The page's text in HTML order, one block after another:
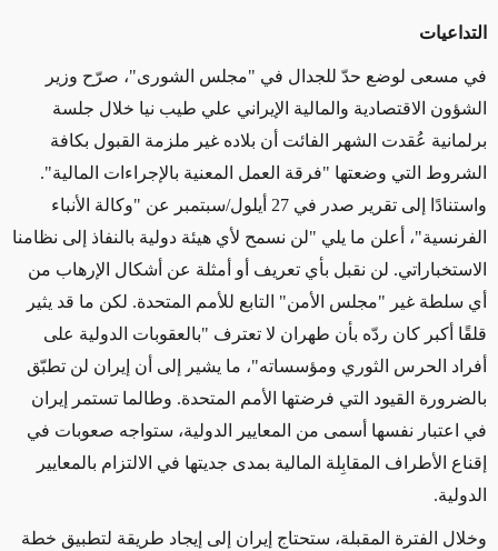
التداعيات
في مسعى لوضع حدّ للجدال في "مجلس الشورى"، صرّح وزير
الشؤون الاقتصادية والمالية الإيراني علي طيب نيا خلال جلسة
برلمانية عُقدت الشهر الفائت أن بلاده غير ملزمة القبول بكافة
الشروط التي وضعتها "فرقة العمل المعنية بالإجراءات المالية".
واستنادًا إلى تقرير صدر في 27 أيلول/سبتمبر عن "وكالة الأنباء
الفرنسية"، أعلن ما يلي "لن نسمح لأي هيئة دولية بالنفاذ إلى نظامنا
الاستخباراتي. لن نقبل بأي تعريف أو أمثلة عن أشكال الإرهاب من
أي سلطة غير "مجلس الأمن" التابع للأمم المتحدة. لكن ما قد يثير
قلقًا أكبر كان ردّه بأن طهران لا تعترف "بالعقوبات الدولية على
أفراد الحرس الثوري ومؤسساته"، ما يشير إلى أن إيران لن تطبّق
بالضرورة القيود التي فرضتها الأمم المتحدة. وطالما تستمر إيران
في اعتبار نفسها أسمى من المعايير الدولية، ستواجه صعوبات في
إقناع الأطراف المقابِلة المالية بمدى جديتها في الالتزام بالمعايير
الدولية.
وخلال الفترة المقبلة، ستحتاج إيران إلى إيجاد طريقة لتطبيق خطة